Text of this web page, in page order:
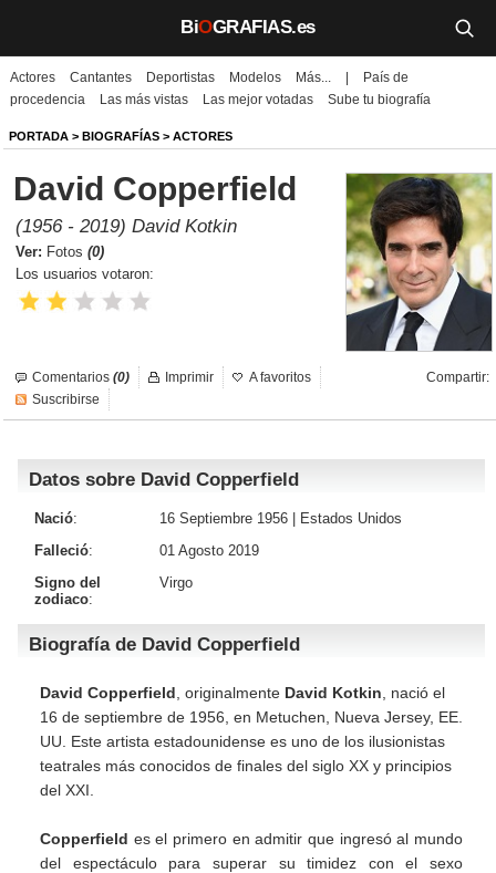
BiOGRAFIAS.es
Biografías
Películas
TV
Música
Un día como hoy
Galerías
Iniciar sesión
Actores Cantantes Deportistas Modelos Más...
País de
procedencia
Las más vistas Las mejor votadas Sube tu biografía
PORTADA > BIOGRAFÍAS > ACTORES
David Copperfield
(1956 - 2019) David Kotkin
Ver: Fotos (0)
Los usuarios votaron:
Comentarios (0) Compartir:
Imprimir
A favoritos
Suscribirse
Datos sobre David Copperfield
Nació: 16 Septiembre 1956 |
Estados Unidos
Falleció:
01 Agosto 2019
Signo del
zodiaco:
Virgo
Biografía de David Copperfield
David Copperfield , originalmente David Kotkin , nació el
16 de septiembre de 1956, en Metuchen, Nueva Jersey, EE.
UU. Este artista estadounidense es uno de los ilusionistas
teatrales más conocidos de finales del siglo XX y principios
del XXI.
Copperfield es el primero en admitir que ingresó al mundo
del espectáculo para superar su timidez con el sexo